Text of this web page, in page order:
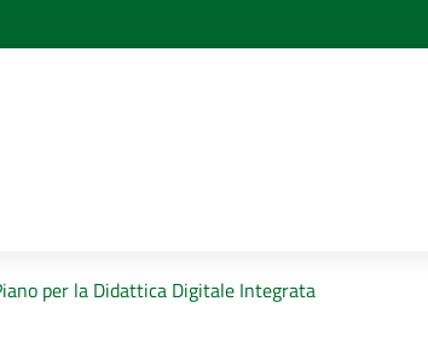
per la Didattica Digitale Integrata